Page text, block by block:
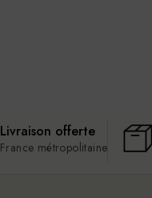
Livraison offerte
France métropolitaine